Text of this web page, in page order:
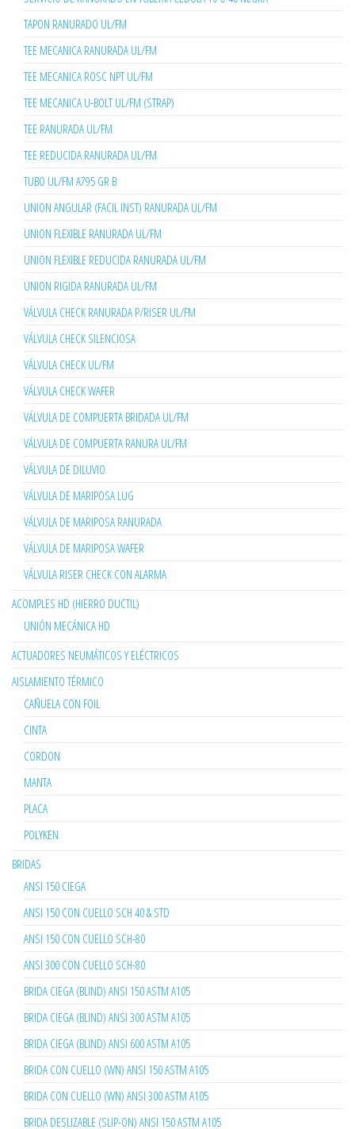
TAPON RANURADO UL/FM
TEE MECANICA RANURADA UL/FM
TEE MECANICA ROSC NPT UL/FM
TEE MECANICA U-BOLT UL/FM (STRAP)
TEE RANURADA UL/FM
TEE REDUCIDA RANURADA UL/FM
TUBO UL/FM A795 GR B
UNION ANGULAR (FACIL INST) RANURADA UL/FM
UNION FLEXIBLE RANURADA UL/FM
UNION FLEXIBLE REDUCIDA RANURADA UL/FM
UNION RIGIDA RANURADA UL/FM
VÁLVULA CHECK RANURADA P/RISER UL/FM
VÁLVULA CHECK SILENCIOSA
VÁLVULA CHECK UL/FM
VÁLVULA CHECK WAFER
VÁLVULA DE COMPUERTA BRIDADA UL/FM
VÁLVULA DE COMPUERTA RANURA UL/FM
VÁLVULA DE DILUVIO
VÁLVULA DE MARIPOSA LUG
VÁLVULA DE MARIPOSA RANURADA
VÁLVULA DE MARIPOSA WAFER
VÁLVULA RISER CHECK CON ALARMA
ACOMPLES HD (HIERRO DUCTIL)
UNIÓN MECÁNICA HD
ACTUADORES NEUMÁTICOS Y ELÉCTRICOS
AISLAMIENTO TÉRMICO
CAÑUELA CON FOIL
CINTA
CORDON
MANTA
PLACA
POLYKEN
BRIDAS
ANSI 150 CIEGA
ANSI 150 CON CUELLO SCH 40 & STD
ANSI 150 CON CUELLO SCH-80
ANSI 300 CON CUELLO SCH-80
BRIDA CIEGA (BLIND) ANSI 150 ASTM A105
BRIDA CIEGA (BLIND) ANSI 300 ASTM A105
BRIDA CIEGA (BLIND) ANSI 600 ASTM A105
BRIDA CON CUELLO (WN) ANSI 150 ASTM A105
BRIDA CON CUELLO (WN) ANSI 300 ASTM A105
BRIDA DESLIZABLE (SLIP-ON) ANSI 150 ASTM A105